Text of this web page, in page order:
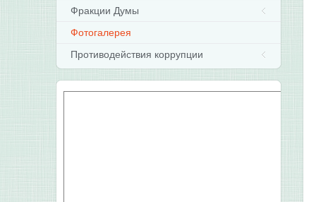
Фракции Думы
Фотогалерея
Противодействия коррупции